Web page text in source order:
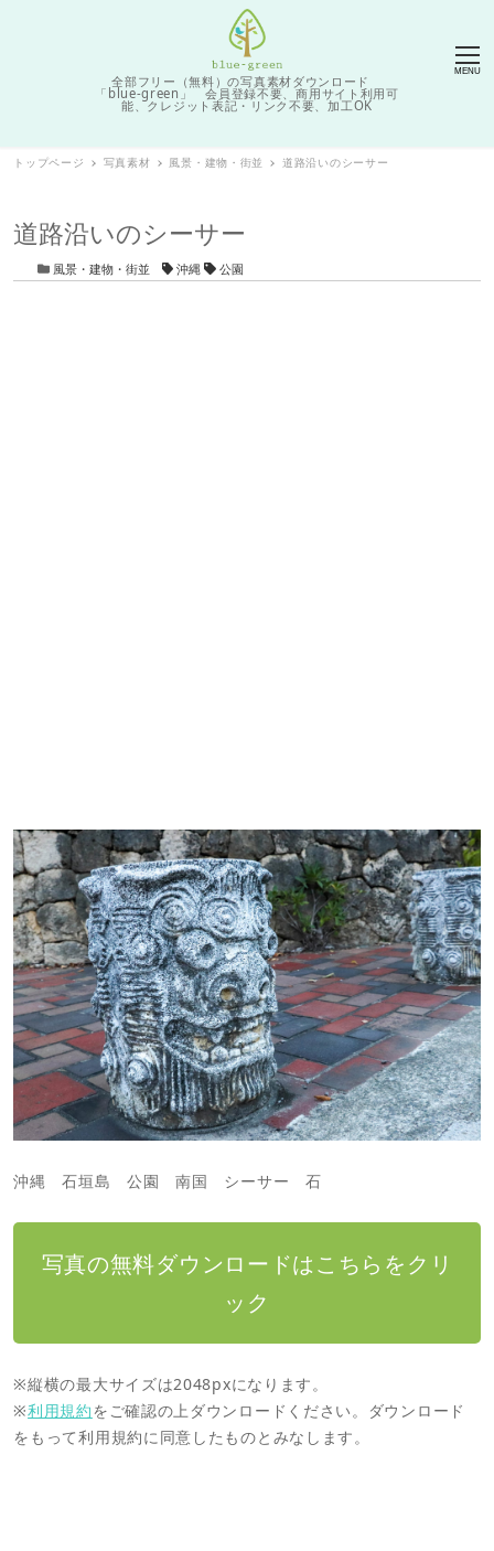
全部フリー（無料）の写真素材ダウンロード
「blue-green」 会員登録不要、商用サイト利用可
能、クレジット表記・リンク不要、加工OK
MENU
トップページ 写真素材 風景・建物・街並 道路沿いのシーサー
道路沿いのシーサー
カテゴリー
風景・建物・街並 タグ沖縄 公園
沖縄 石垣島 公園 南国 シーサー 石
写真の無料ダウンロードはこちらをクリ
ック
※縦横の最大サイズは2048pxになります。
※利用規約をご確認の上ダウンロードください。ダウンロード
をもって利用規約に同意したものとみなします。